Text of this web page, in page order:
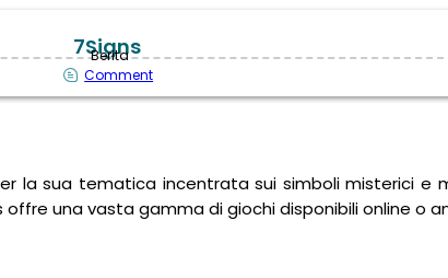
7Signs
Berita
Comment
la sua tematica incentrata sui simboli misterici e
una vasta gamma di giochi disponibili online o